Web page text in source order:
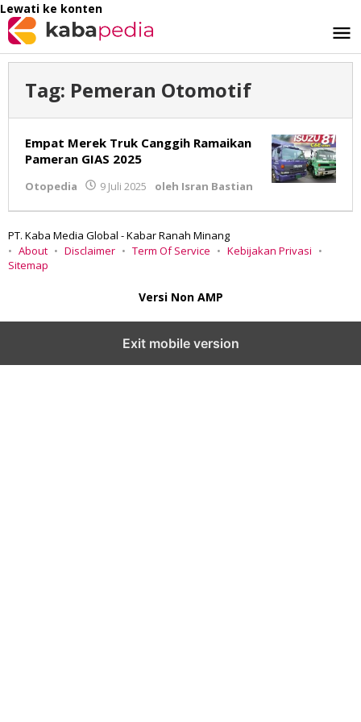
Lewati ke konten
Tag: Pemeran Otomotif
Empat Merek Truk Canggih Ramaikan
Pameran GIAS 2025
Otopedia 9 Juli 2025 oleh Isran Bastian
PT. Kaba Media Global - Kabar Ranah Minang
About
Disclaimer Term Of Service
Kebijakan Privasi
Sitemap
Versi Non AMP
Exit mobile version